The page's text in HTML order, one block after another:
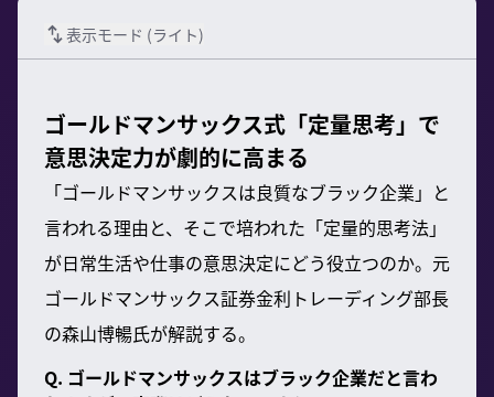
表示モード (ライト)
ゴールドマンサックス式「定量思考」で
意思決定力が劇的に高まる
「ゴールドマンサックスは良質なブラック企業」と
言われる理由と、そこで培われた「定量的思考法」
が日常生活や仕事の意思決定にどう役立つのか。元
ゴールドマンサックス証券金利トレーディング部長
の森山博暢氏が解説する。
Q. ゴールドマンサックスはブラック企業だと言わ